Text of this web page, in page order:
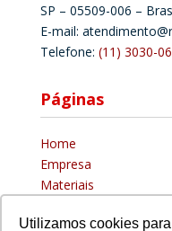
Utilizamos cookies
SP – 05509-006 –
E-mail:
Telefone: (11) 3030-
Páginas
Home
Empresa
Materiais
Blog